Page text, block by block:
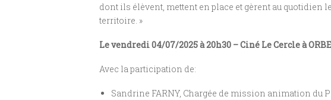
dont ils élèvent, mettent en place et gèrent au quotidien
territoire. »
Le vendredi 04/07/2025 à 20h30 – Ciné Le Cercle à
Avec la participation de:
Sandrine FARNY, Chargée de mission animation du